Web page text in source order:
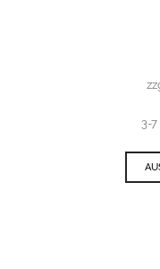
3-